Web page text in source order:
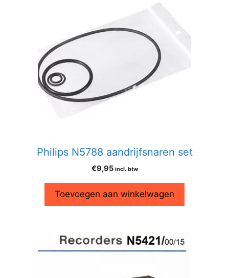
Philips N5788 aandrijfsnaren set
€9,95 incl. btw
Toevoegen aan winkelwagen